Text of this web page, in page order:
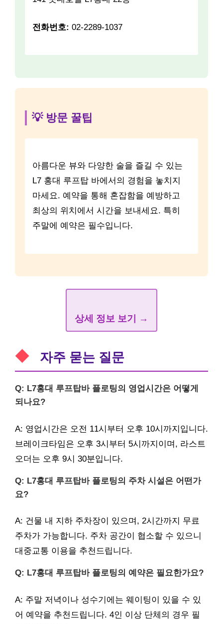
전화번호: 02-2289-1037
💡 방문 꿀팁
아름다운 뷰와 다양한 술을 즐길 수 있는
L7 홍대 루프탑 바에서의 경험을 놓치지
마세요. 예약을 통해 혼잡함을 예방하고
최상의 위치에서 시간을 보내세요. 특히
주말에 예약은 필수입니다.
상세 정보 보기 →
자주 묻는 질문
Q: L7홍대 루프탑바 플로팅의 영업시간은 어떻게
되나요?
A: 영업시간은 오전 11시부터 오후 10시까지입니다.
브레이크타임은 오후 3시부터 5시까지이며, 라스트
오더는 오후 9시 30분입니다.
Q: L7홍대 루프탑바 플로팅의 주차 시설은 어떤가
요?
A: 건물 내 지하 주차장이 있으며, 2시간까지 무료
주차가 가능합니다. 주차 공간이 협소할 수 있으니
대중교통 이용을 추천드립니다.
Q: L7홍대 루프탑바 플로팅의 예약은 필요한가요?
A: 주말 저녁이나 성수기에는 웨이팅이 있을 수 있
어 예약을 추천드립니다. 4인 이상 단체의 경우 필